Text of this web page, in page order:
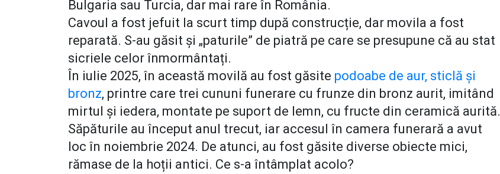
Bulgaria sau Turcia, dar mai rare în România.
Cavoul a fost jefuit la scurt timp după construcție, dar movila a fost
reparată. S-au găsit și „paturile” de piatră pe care se presupune că au stat
sicriele celor înmormântați.
În iulie 2025, în această movilă au fost găsite podoabe de aur, sticlă și
bronz, printre care trei cununi funerare cu frunze din bronz aurit, imitând
mirtul și iedera, montate pe suport de lemn, cu fructe din ceramică aurită.
Săpăturile au început anul trecut, iar accesul în camera funerară a avut
loc în noiembrie 2024. De atunci, au fost găsite diverse obiecte mici,
rămase de la hoții antici. Ce s-a întâmplat acolo?